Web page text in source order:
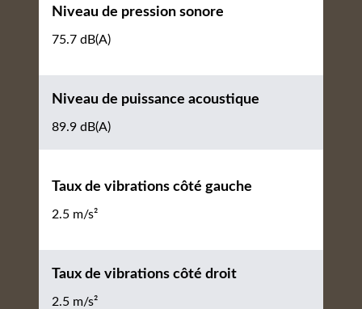
Niveau de pression sonore
75.7 dB(A)
Niveau de puissance acoustique
89.9 dB(A)
Taux de vibrations côté gauche
2.5 m/s²
Taux de vibrations côté droit
2.5 m/s²